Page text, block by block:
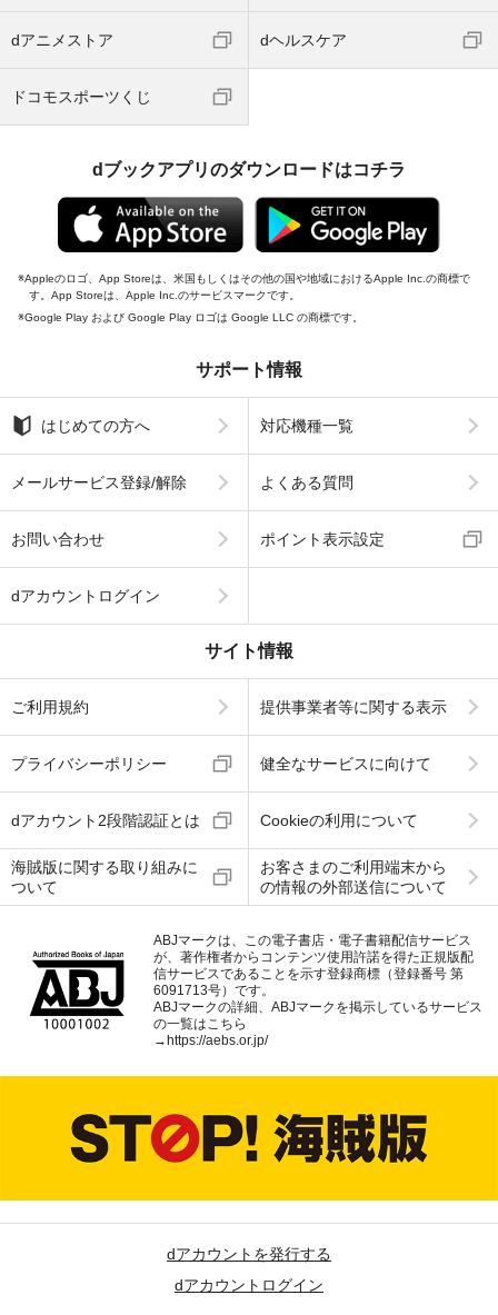
dアニメストア dヘルスケア
ドコモスポーツくじ
dブックアプリのダウンロードはコチラ
Appleのロゴ、App Storeは、米国もしくはその他の国や地域におけるApple Inc.の商標で
す。App Storeは、Apple Inc.のサービスマークです。
Google Play および Google Play ロゴは Google LLC の商標です。
サポート情報
はじめての方へ 対応機種一覧
メールサービス登録/解除 よくある質問
お問い合わせ ポイント表示設定
dアカウントログイン
サイト情報
ご利用規約 提供事業者等に関する表示
プライバシーポリシー 健全なサービスに向けて
dアカウント2段階認証とは Cookieの利用について
海賊版に関する取り組みに
ついて
お客さまのご利用端末から
の情報の外部送信について
ABJマークは、この電子書店・電子書籍配信サービス
が、著作権者からコンテンツ使用許諾を得た正規版配
信サービスであることを示す登録商標（登録番号 第
6091713号）です。
ABJマークの詳細、ABJマークを掲示しているサービス
の一覧はこちら
→https://aebs.or.jp/
dアカウントを発行する
dアカウントログイン